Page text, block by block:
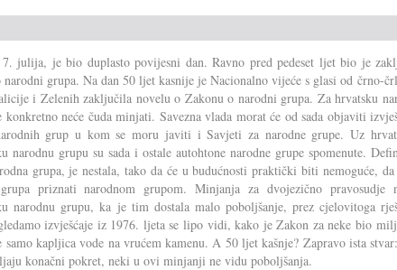
julija, je bio duplasto povijesni dan. Ravno pred pedeset ljet bio je
narodni grupa. Na dan 50 ljet kasnije je Nacionalno vijeće s glasi od črno-
i Zelenih zaključila novelu o Zakonu o narodni grupa. Za hrvatsku
konkretno neće čuda minjati. Savezna vlada morat će od sada objaviti
grup u kom se moru javiti i Savjeti za narodne grupe. Uz
narodnu grupu su sada i ostale autohtone narodne grupe spomenute.
grupa, je nestala, tako da će u budućnosti praktički biti nemoguće, da
priznati narodnom grupom. Minjanja za dvojezično pravosudje
narodnu grupu, ka je tim dostala malo poboljšanje, prez cjelovitoga
izvješćaje iz 1976. ljeta se lipo vidi, kako je Zakon za neke bio
samo kapljica vode na vrućem kamenu. A 50 ljet kašnje? Zapravo ista
konačni pokret, neki u ovi minjanji ne vidu poboljšanja.